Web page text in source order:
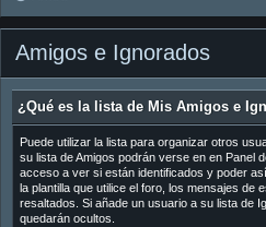
Amigos e Ignorados
¿Qué es la lista de Mis Amigos e
Puede utilizar la lista para organizar otros
su lista de Amigos podrán verse en en Panel
acceso a ver si están identificados y poder
la plantilla que utilice el foro, los mensajes de
resaltados. Si añade un usuario a su lista de
quedarán ocultos.